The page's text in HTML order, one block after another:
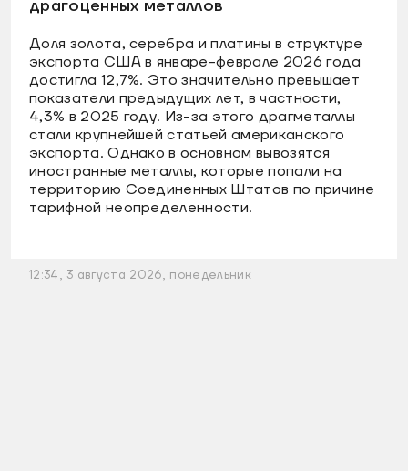
драгоценных металлов
Доля золота, серебра и платины в структуре
экспорта США в январе-феврале 2026 года
достигла 12,7%. Это значительно превышает
показатели предыдущих лет, в частности,
4,3% в 2025 году. Из-за этого драгметаллы
стали крупнейшей статьей американского
экспорта. Однако в основном вывозятся
иностранные металлы, которые попали на
территорию Соединенных Штатов по причине
тарифной неопределенности.
12:34, 3 августа 2026, понедельник